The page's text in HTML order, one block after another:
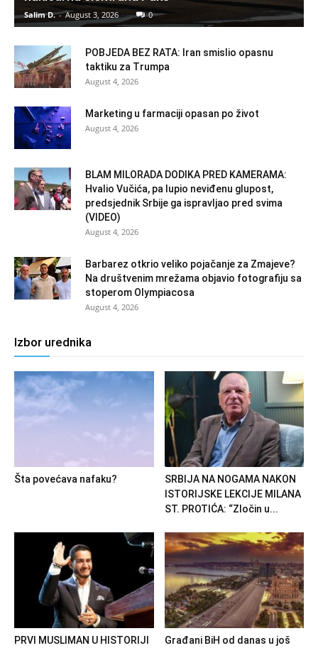
Salim D. - August 3, 2026 0
POBJEDA BEZ RATA: Iran smislio opasnu
taktiku za Trumpa
August 4, 2026
Marketing u farmaciji opasan po život
August 4, 2026
BLAM MILORADA DODIKA PRED KAMERAMA:
Hvalio Vučića, pa lupio neviđenu glupost,
predsjednik Srbije ga ispravljao pred svima
(VIDEO)
August 4, 2026
Barbarez otkrio veliko pojačanje za Zmajeve?
Na društvenim mrežama objavio fotografiju sa
stoperom Olympiacosa
August 4, 2026
Izbor urednika
Šta povećava nafaku?
SRBIJA NA NOGAMA NAKON
ISTORIJSKE LEKCIJE MILANA
ST. PROTIĆA: “Zločin u...
PRVI MUSLIMAN U HISTORIJI
Građani BiH od danas u još